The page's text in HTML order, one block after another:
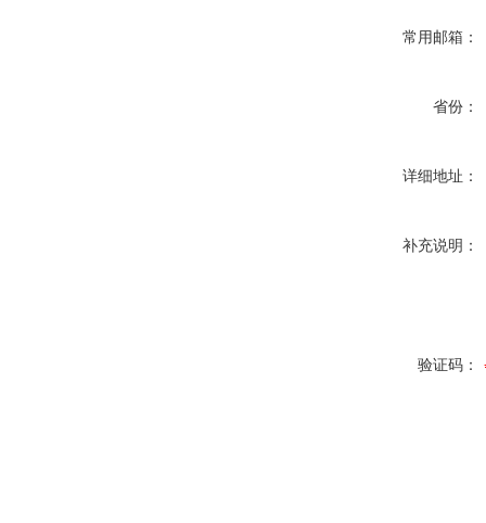
常用邮箱：
省份：
详细地址：
补充说明：
验证码：